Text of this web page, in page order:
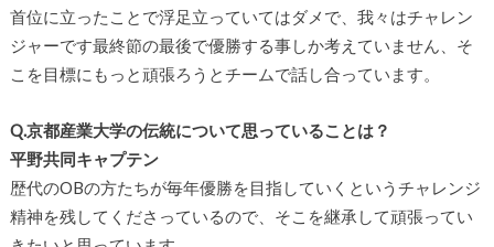
首位に立ったことで浮足立っていてはダメで、我々はチャレン
ジャーです最終節の最後で優勝する事しか考えていません、そ
こを目標にもっと頑張ろうとチームで話し合っています。
Q.京都産業大学の伝統について思っていることは？
平野共同キャプテン
歴代のOBの方たちが毎年優勝を目指していくというチャレンジ
精神を残してくださっているので、そこを継承して頑張ってい